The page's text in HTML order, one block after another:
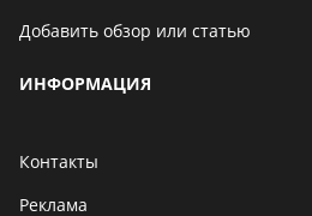
Добавить обзор или статью
ИНФОРМАЦИЯ
Контакты
Реклама